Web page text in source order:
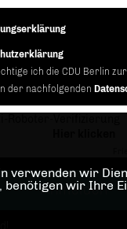
ich die CDU Berlin
der nachfolgenden
verwenden wir
wir Ihre